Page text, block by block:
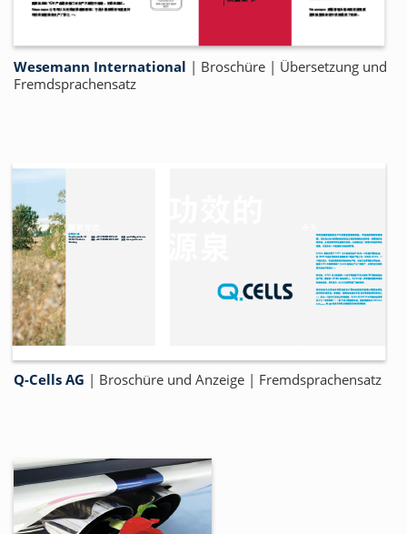
Wesemann International | Broschüre | Übersetzung und
Fremdsprachensatz
Q-Cells AG | Broschüre und Anzeige | Fremdsprachensatz